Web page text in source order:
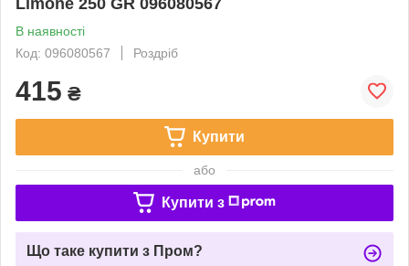
В наявності
Код: 096080567
Роздріб
415 ₴
Купити
або
Купити з
Що таке купити з Пром?